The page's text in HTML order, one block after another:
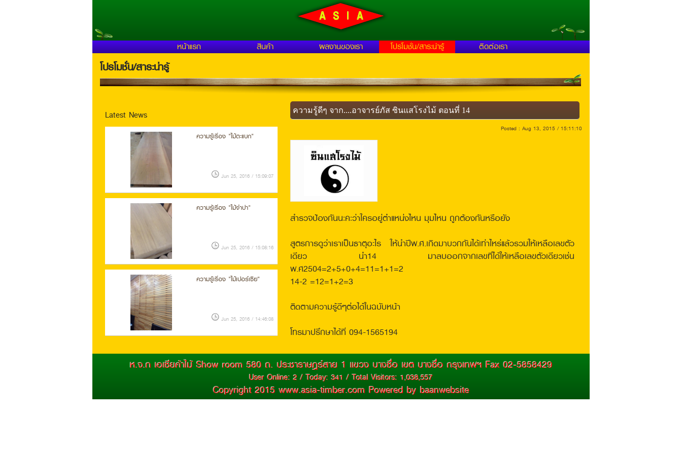
หน้าแรก สินค้า ผลงานของเรา โปรโมชั่น/สาระน่ารู้ ติดต่อเรา
โปรโมชั่น/สาระน่ารู้
Latest News
ความรู้เรื่อง "ไม้ตะแบก"
Jun 25, 2016 / 15:09:07
ความรู้เรื่อง "ไม้จำปา"
Jun 25, 2016 / 15:08:16
ความรู้เรื่อง "ไม้เปอร์เซีย"
Jun 25, 2016 / 14:46:08
Jun 25, 2016 / 14:37:51
ความรู้ดีๆ จาก....อาจารย์ภัส ซินแสโรงไม้ ตอนที่ 14
Posted : Aug 13, 2015 / 15:11:10
สำรวจป้องกันนะคะว่าใครอยู่ตำแหน่งไหน มุมไหน ถูกต้องกันหรือยัง
สูตรการดูว่าเราเป็นธาตุอะไร ให้นำปีพ.ศ.เกิดมาบวกกันได้เท่าไหร่แล้วรวมให้เหลือเลขตัว
เดียว นำ14 มาลบออกจากเลขที่ได้ให้เหลือเลขตัวเดียวเช่น
พ.ศ2504=2+5+0+4=11=1+1=2
14-2 =12=1+2=3
ติดตามความรู้ดีๆต่อได้ในฉบับหน้า
โทรมาปรึกษาได้ที่ 094-1565194
ห.จ.ก เอเซียค้าไม้ Show room 580 ถ. ประชาราษฎร์สาย 1 เเขวง บางซื่อ เขต บางซื่อ กรุงเทพฯ Fax 02-5858429
User Online: 2 / Today: 341 / Total Visitors: 1,038,557
Copyright 2015 www.asia-timber.com Powered by baanwebsite